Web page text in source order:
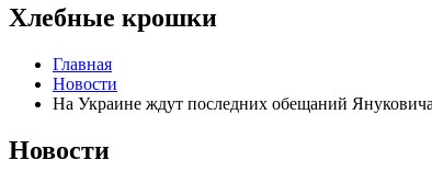
Хлебные крошки
Главная
Новости
На Украине ждут последних обещаний
Новости